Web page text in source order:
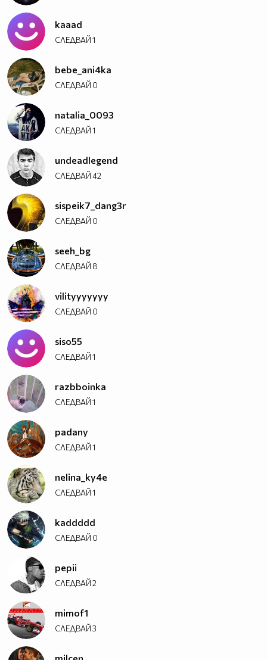
kaaad
СЛЕДВАЙ1
bebe_ani4ka
СЛЕДВАЙ 0
natalia_0093
СЛЕДВАЙ1
undeadlegend
СЛЕДВАЙ42
sispeik7_dang3r
СЛЕДВАЙ 0
seeh_bg
СЛЕДВАЙ 8
vilityyyyyyy
СЛЕДВАЙ 0
siso55
СЛЕДВАЙ1
razbboinka
СЛЕДВАЙ1
padany
СЛЕДВАЙ1
nelina_ky4e
СЛЕДВАЙ1
kaddddd
СЛЕДВАЙ 0
pepii
СЛЕДВАЙ2
mimof1
СЛЕДВАЙ3